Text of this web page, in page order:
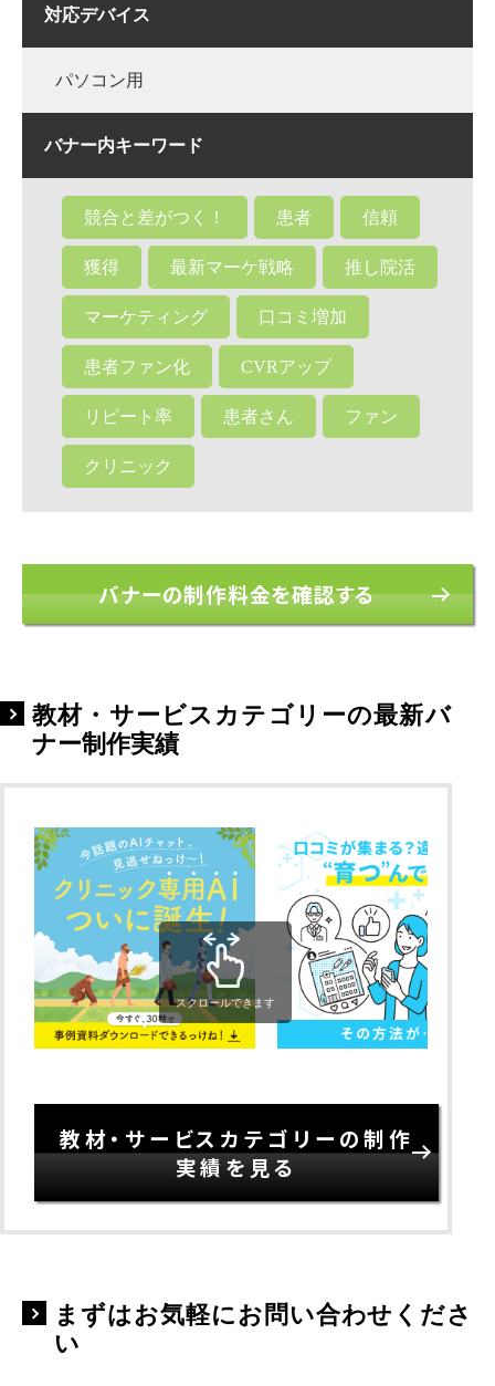
対応デバイス
パソコン用
バナー内キーワード
競合と差がつく！ 患者 信頼
獲得 最新マーケ戦略 推し院活
マーケティング 口コミ増加
患者ファン化 CVRアップ
リピート率 患者さん ファン
クリニック
バナーの制作料金を確認する
教材・サービスカテゴリーの最新バ
ナー制作実績
スクロールできます
教材・サービスカテゴリーの制作
実績を見る
まずはお気軽にお問い合わせくださ
い